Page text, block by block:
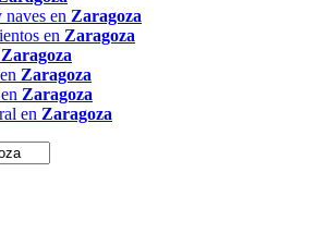
en Zaragoza
en Zaragoza
Zaragoza
Zaragoza
Zaragoza
en Zaragoza